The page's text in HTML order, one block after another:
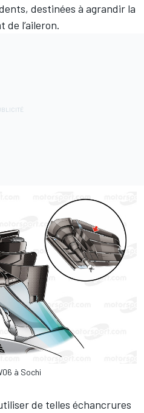
destinées à agrandir la
l’aileron.
à Sochi
de telles échancrures